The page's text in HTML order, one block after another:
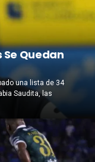
Se Quedan
una lista de 34
Saudita, las